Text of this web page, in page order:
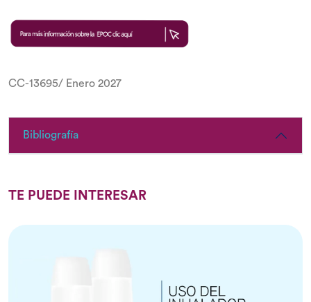
CC-13695/ Enero 2027
Bibliografía
TE PUEDE INTERESAR